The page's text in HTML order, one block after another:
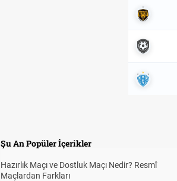
Şu An Popüler İçerikler
Hazırlık Maçı ve Dostluk Maçı Nedir? Resmî
Maçlardan Farkları